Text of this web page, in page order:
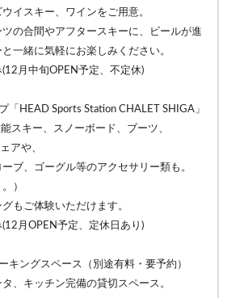
イスキー、ワインをご用意。
の合間やアフタースキーに、ビールが進
一緒に気軽にお楽しみください。
(12月中旬OPEN予定、不定休)
「HEAD Sports Station CHALET SHIGA」
スキー、スノーボード、ブーツ、
アや、
ブ、ゴーグル等のアクセサリー類も。
）
もご体験いただけます。
(12月OPEN予定、定休日あり)
キングスペース（別途有料・要予約）
、キッチン完備の貸切スペース。